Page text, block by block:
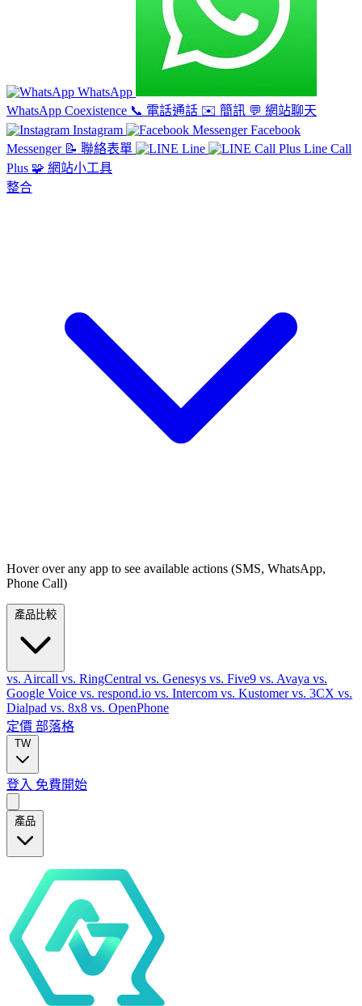
WhatsApp
WhatsApp Coexistence 📞 電話通話 ✉️ 簡訊 💬 網站聊天
Instagram
Facebook
Messenger 📝 聯絡表單 Line
Line Call
Plus 🧩 網站小工具
整合
Hover over any app to see available actions (SMS, WhatsApp,
Phone Call)
vs. Aircall vs. RingCentral vs. Genesys vs. Five9 vs. Avaya vs.
Google Voice vs. respond.io vs. Intercom vs. Kustomervs. 3CX vs.
Dialpad vs. 8x8 vs. OpenPhone
定價 部落格
TW
登入 免費開始
產品